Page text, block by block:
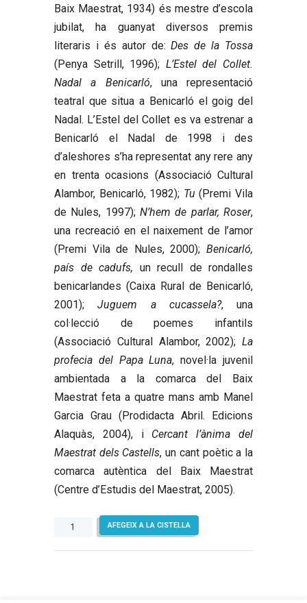
Baix Maestrat, 1934) és mestre d’escola
jubilat, ha guanyat diversos premis
literaris i és autor de:Des de la Tossa
(Penya Setrill, 1996); L’Estel del Collet.
Nadal a Benicarló, una representació
teatral que situa a Benicarló el goig del
Nadal. L’Estel del Collet es va estrenar a
Benicarló el Nadal de 1998 i des
d’aleshores s’ha representat any rere any
en trenta ocasions (Associació Cultural
Alambor, Benicarló, 1982); Tu (Premi Vila
de Nules, 1997); N’hem de parlar, Roser,
una recreació en el naixement de l’amor
(Premi Vila de Nules, 2000); Benicarló,
país de cadufs, un recull de rondalles
benicarlandes (Caixa Rural de Benicarló,
2001);Juguem a cucassela?, una
col·lecció de poemes infantils
(Associació Cultural Alambor, 2002); La
profecia del Papa Luna, novel·la juvenil
ambientada a la comarca del Baix
Maestrat feta a quatre mans amb Manel
Garcia Grau (Prodidacta Abril. Edicions
Alaquàs, 2004), i Cercant l’ànima del
Maestrat dels Castells, un cant poètic a la
comarca autèntica del Baix Maestrat
(Centre d’Estudis del Maestrat, 2005).
quantitat
Paraules
AFEGEIX A LA CISTELLA